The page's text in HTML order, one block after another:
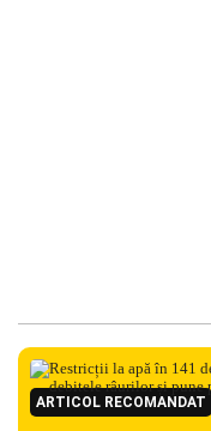
ARTICOL RECOMANDAT